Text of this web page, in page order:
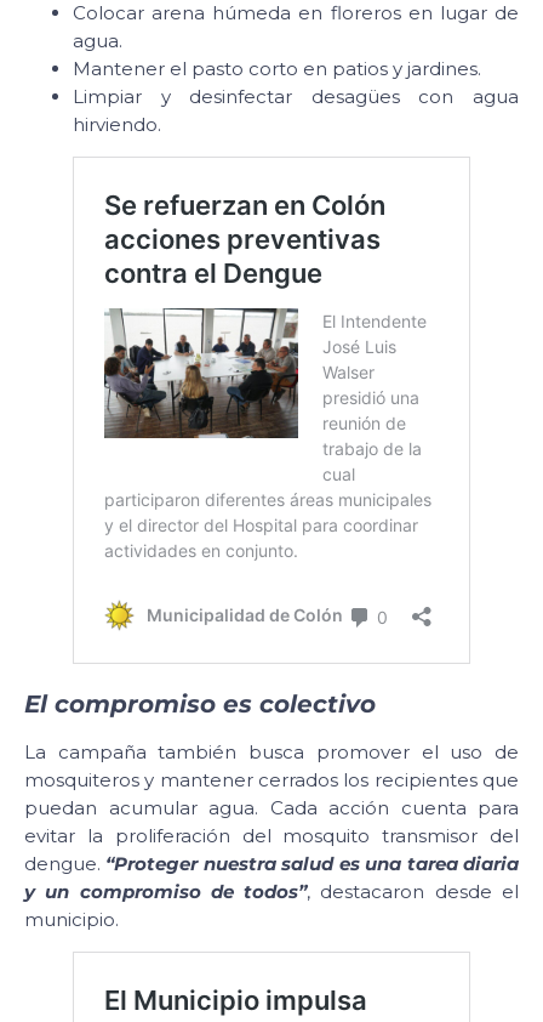
Colocar arena húmeda en floreros en lugar de
agua.
Mantener el pasto corto en patios y jardines.
Limpiar y desinfectar desagües con agua
hirviendo.
El compromiso es colectivo
La campaña también busca promover el uso de
mosquiteros y mantener cerrados los recipientes que
puedan acumular agua. Cada acción cuenta para
evitar la proliferación del mosquito transmisor del
dengue. “Proteger nuestra salud es una tarea diaria
y un compromiso de todos”, destacaron desde el
municipio.